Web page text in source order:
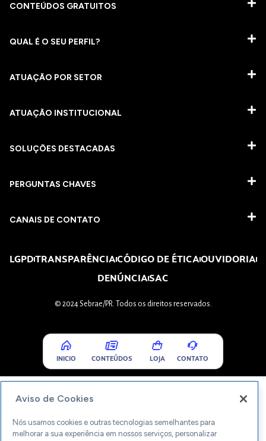
CONTEÚDOS GRATUITOS
QUAL É O SEU PERFIL?
ATUAÇÃO POR SETOR
ATUAÇÃO INSTITUCIONAL
SOLUÇÕES DESTACADAS
PERGUNTAS CHAVES​
CANAIS DE CONTATO
LGPDTRANSPARÊNCIACÓDIGO DE ÉTICAOUVIDORIA
DENÚNCIASAC
© 2024 Sebrae/PR. Todos os direitos reservados.
INICIO CONTEÚDOS LOJA CONTATO
Aviso de Cookies
Nós usamos cookies e outras tecnologias semelhantes para
melhorar a sua experiência em nossos serviços, personalizar